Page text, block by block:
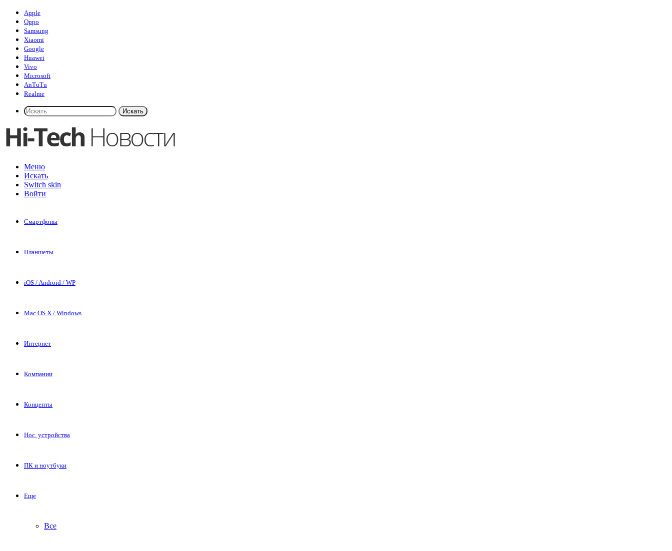
Apple
Oppo
Samsung
Xiaomi
Google
Huawei
Vivo
Microsoft
AnTuTu
Realme
Искать
Меню
Искать
Switch skin
Войти
Смартфоны
Планшеты
iOS / Android / WP
Mac OS X / Windows
Интернет
Компании
Концепты
Нос. устройства
ПК и ноутбуки
Еще
Все